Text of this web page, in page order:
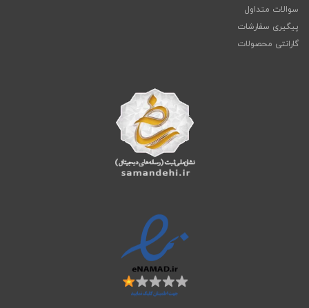
سوالات متداول
پیگیری سفارشات
گارانتی محصولات